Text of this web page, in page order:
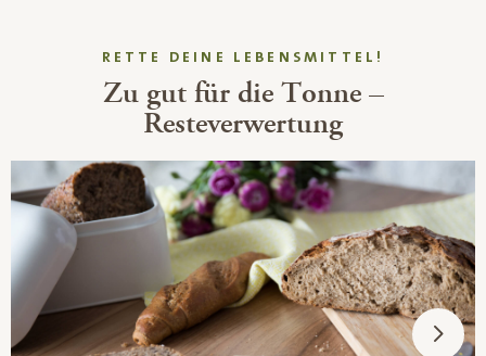
RETTE DEINE LEBENSMITTEL!
Zu gut für die Tonne –
Resteverwertung